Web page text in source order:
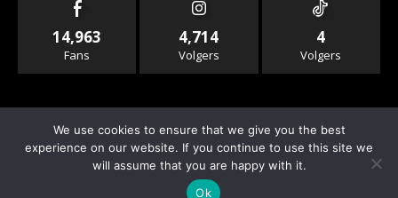
14,963
Fans
4,714
Volgers
4
Volgers
We use cookies to ensure that we give you the best
experience on our website. If you continue to use this site we
will assume that you are happy with it.
Ok